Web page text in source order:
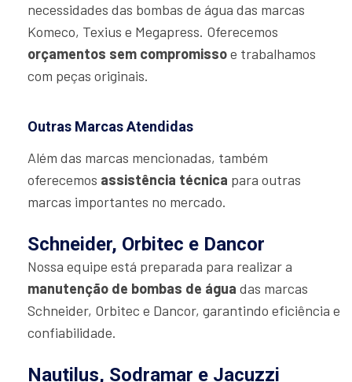
necessidades das bombas de água das marcas
Komeco, Texius e Megapress. Oferecemos
orçamentos sem compromissoe trabalhamos
com peças originais.
Outras Marcas Atendidas
Além das marcas mencionadas, também
oferecemos assistência técnica para outras
marcas importantes no mercado.
Schneider, Orbitec e Dancor
Nossa equipe está preparada para realizar a
manutenção de bombas de água das marcas
Schneider, Orbitec e Dancor, garantindo eficiência e
confiabilidade.
Nautilus, Sodramar e Jacuzzi